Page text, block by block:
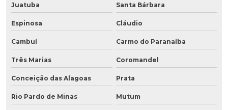
Juatuba Santa Bárbara
Espinosa Cláudio
Cambuí Carmo do Paranaíba
Três Marias Coromandel
Conceição das Alagoas Prata
Rio Pardo de Minas Mutum